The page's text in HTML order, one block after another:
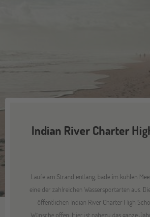
Indian River Charter
Laufe am Strand entlang, bade im kühlen
eine der zahlreichen Wassersportarten aus.
öffentlichen Indian River Charter High
Wünsche offen. Hier ist nahezu das ganze